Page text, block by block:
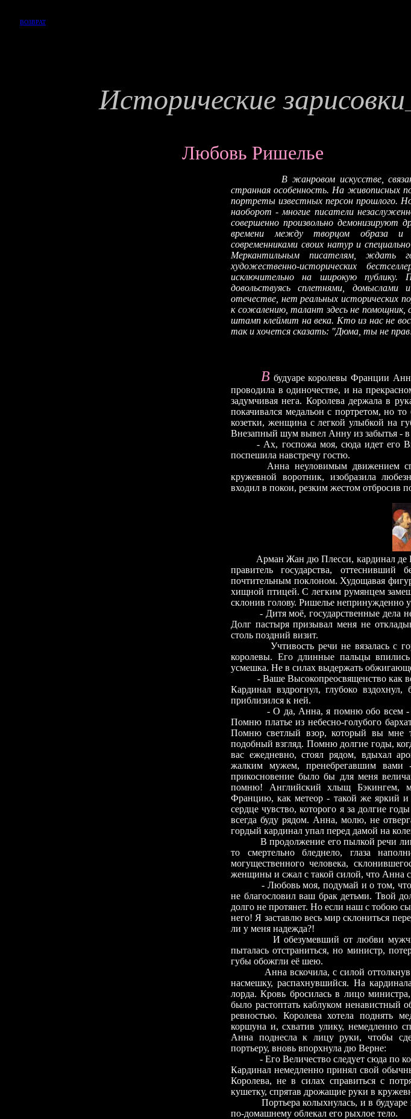
ВОЗВРАТ
Исторические зарисовки
Любовь Ришелье
В жанровом искусстве,
странная особенность. На живописных
портреты известных персон прошлого.
наоборот - многие писатели
совершенно произвольно демонизируют
времени между творцом образа и
современниками своих натур и
Меркантильным писателям, ждать
художественно-исторических
исключительно на широкую публику.
довольствуясь сплетнями,
отечестве, нет реальных исторических
к сожалению, талант здесь не помощник,
штамп клеймит на века. Кто из нас не
так и хочется сказать: "Дюма, ты не
В будуаре королевы Франции
проводила в одиночестве, и на
задумчивая нега. Королева держала в
покачивался медальон с портретом, но
козетки, женщина с легкой улыбкой на
Внезапный шум вывел Анну из забытья - в
- Ах, госпожа моя, сюда идет его
поспешила навстречу гостю.
Анна неуловимым движением
кружевной воротник, изобразила
входил в покои, резким жестом отбросив
Арман Жан дю Плесси, кардинал де
правитель государства, оттеснивший
почтительным поклоном. Худощавая
хищной птицей. С легким румянцем
склонив голову. Ришелье непринужденно
- Дитя моё, государственные дела не
Долг пастыря призывал меня не
столь поздний визит.
Учтивость речи не вязалась с
королевы. Его длинные пальцы
усмешка. Не в силах выдержать
- Ваше Высокопреосвященство как
Кардинал вздрогнул, глубоко
приблизился к ней.
- О да, Анна, я помню обо всем - о
Помню платье из небесно-голубого
Помню светлый взор, который вы мне
подобный взгляд. Помню долгие годы,
вас ежедневно, стоял рядом, вдыхал
жалким мужем, пренебрегавшим
прикосновение было бы для меня
помню! Английский хлыщ Бэкингем,
Францию, как метеор - такой же яркий
сердце чувство, которого я за долгие
всегда буду рядом. Анна, молю, не
гордый кардинал упал перед дамой на
В продолжение его пылкой речи лицо
то смертельно бледнело, глаза
могущественного человека,
женщины и сжал с такой силой, что Анна
- Любовь моя, подумай и о том, что ты
не благословил ваш брак детьми. Твой
долго не протянет. Но если наш с тобою
него! Я заставлю весь мир склониться
ли у меня надежда?!
И обезумевший от любви мужчина
пыталась отстраниться, но министр,
губы обожгли её шею.
Анна вскочила, с силой оттолкнув
насмешку, распахнувшийся. На
лорда. Кровь бросилась в лицо
было растоптать каблуком ненавистный
ревностью. Королева хотела поднять
коршуна и, схватив улику, немедленно
Анна поднесла к лицу руки, чтобы
портьеру, вновь впорхнула дю Верне:
- Его Величество следует сюда по
Кардинал немедленно принял свой
Королева, не в силах справиться с
кушетку, спрятав дрожащие руки в
Портьера колыхнулась, и в будуаре
по-домашнему облекал его рыхлое тело.